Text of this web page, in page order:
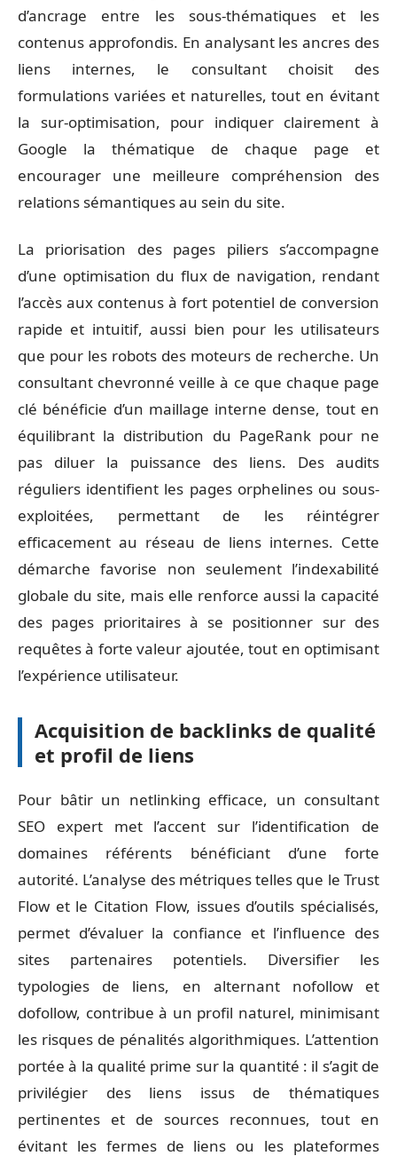
d’ancrage entre les sous-thématiques et les
contenus approfondis. En analysant les ancres des
liens internes, le consultant choisit des
formulations variées et naturelles, tout en évitant
la sur-optimisation, pour indiquer clairement à
Google la thématique de chaque page et
encourager une meilleure compréhension des
relations sémantiques au sein du site.
La priorisation des pages piliers s’accompagne
d’une optimisation du flux de navigation, rendant
l’accès aux contenus à fort potentiel de conversion
rapide et intuitif, aussi bien pour les utilisateurs
que pour les robots des moteurs de recherche. Un
consultant chevronné veille à ce que chaque page
clé bénéficie d’un maillage interne dense, tout en
équilibrant la distribution du PageRank pour ne
pas diluer la puissance des liens. Des audits
réguliers identifient les pages orphelines ou sous-
exploitées, permettant de les réintégrer
efficacement au réseau de liens internes. Cette
démarche favorise non seulement l’indexabilité
globale du site, mais elle renforce aussi la capacité
des pages prioritaires à se positionner sur des
requêtes à forte valeur ajoutée, tout en optimisant
l’expérience utilisateur.
Acquisition de backlinks de qualité
et profil de liens
Pour bâtir un netlinking efficace, un consultant
SEO expert met l’accent sur l’identification de
domaines référents bénéficiant d’une forte
autorité. L’analyse des métriques telles que le Trust
Flow et le Citation Flow, issues d’outils spécialisés,
permet d’évaluer la confiance et l’influence des
sites partenaires potentiels. Diversifier les
typologies de liens, en alternant nofollow et
dofollow, contribue à un profil naturel, minimisant
les risques de pénalités algorithmiques. L’attention
portée à la qualité prime sur la quantité : il s’agit de
privilégier des liens issus de thématiques
pertinentes et de sources reconnues, tout en
évitant les fermes de liens ou les plateformes